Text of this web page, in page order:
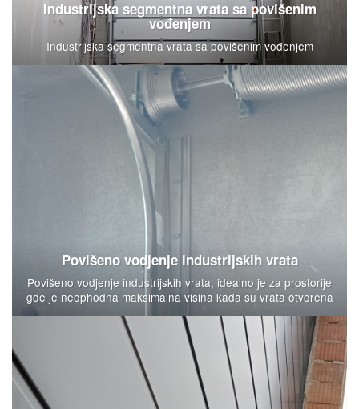
Industrijska segmentna vrata sa povišenim
vođenjem
Industrijska segmentna vrata sa povišenim vođenjem
Povišeno vodjenje industrijskih vrata
Povišeno vodjenje industrijskih vrata, idealno je za prostorije
gde je neophodna maksimalna visina kada su vrata otvorena